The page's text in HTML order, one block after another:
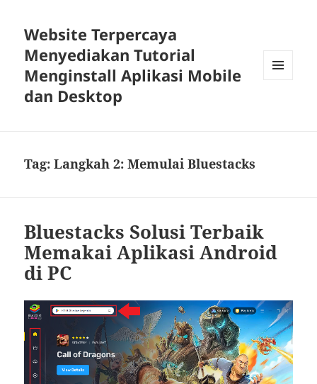
Website Terpercaya
Menyediakan Tutorial
Menginstall Aplikasi Mobile
dan Desktop
Tag:Langkah 2: Memulai Bluestacks
Bluestacks Solusi Terbaik
Memakai Aplikasi Android
di PC